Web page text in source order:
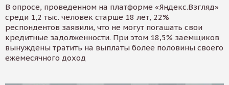
В опросе, проведенном на платформе «Яндекс.Взгляд»
среди 1,2 тыс. человек старше 18 лет, 22%
респондентов заявили, что не могут погашать свои
кредитные задолженности. При этом 18,5% заемщиков
вынуждены тратить на выплаты более половины своего
ежемесячного доход